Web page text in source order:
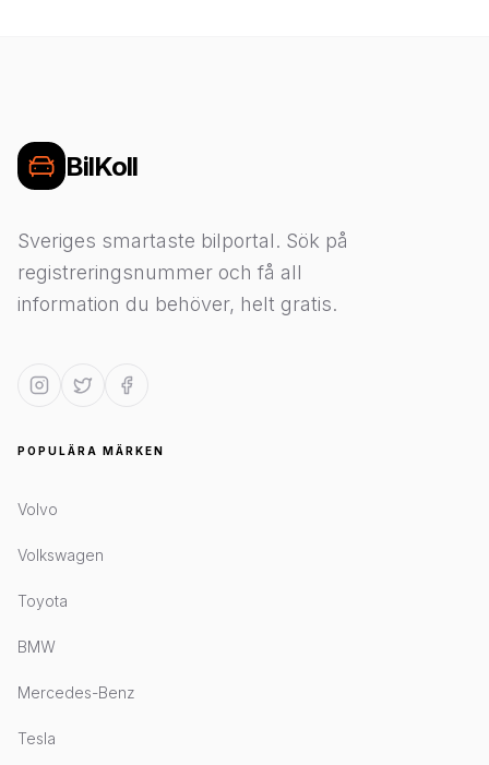
BilKoll
Sveriges smartaste bilportal. Sök på
registreringsnummer och få all
information du behöver, helt gratis.
POPULÄRA MÄRKEN
Volvo
Volkswagen
Toyota
BMW
Mercedes-Benz
Tesla